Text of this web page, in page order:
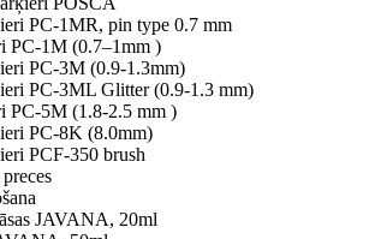
PC-1MR, pin type 0.7 mm
PC-1M (0.7–1mm )
PC-3M (0.9-1.3mm)
PC-3ML Glitter (0.9-1.3 mm)
PC-5M (1.8-2.5 mm )
PC-8K (8.0mm)
PCF-350 brush
JAVANA, 20ml